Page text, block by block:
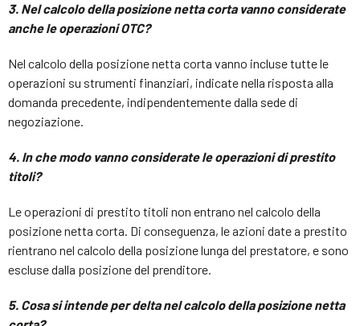
3. Nel calcolo della posizione netta corta vanno considerate
anche le operazioni OTC?
Nel calcolo della posizione netta corta vanno incluse tutte le
operazioni su strumenti finanziari, indicate nella risposta alla
domanda precedente, indipendentemente dalla sede di
negoziazione.
4. In che modo vanno considerate le operazioni di prestito
titoli?
Le operazioni di prestito titoli non entrano nel calcolo della
posizione netta corta. Di conseguenza, le azioni date a prestito
rientrano nel calcolo della posizione lunga del prestatore, e sono
escluse dalla posizione del prenditore.
5. Cosa si intende per delta nel calcolo della posizione netta